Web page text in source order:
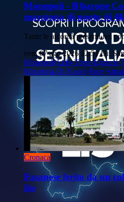
Monopoli - Il barone
maratona di nuoto di
Tante le autorità presenti nel
ven, 07 ago 2026 12:51 Di:
Monopoli Lido-Torre-Egnazia
Maratona-Di-Nuoto Pace
Cronaca
Fasanese ferito da un
lite